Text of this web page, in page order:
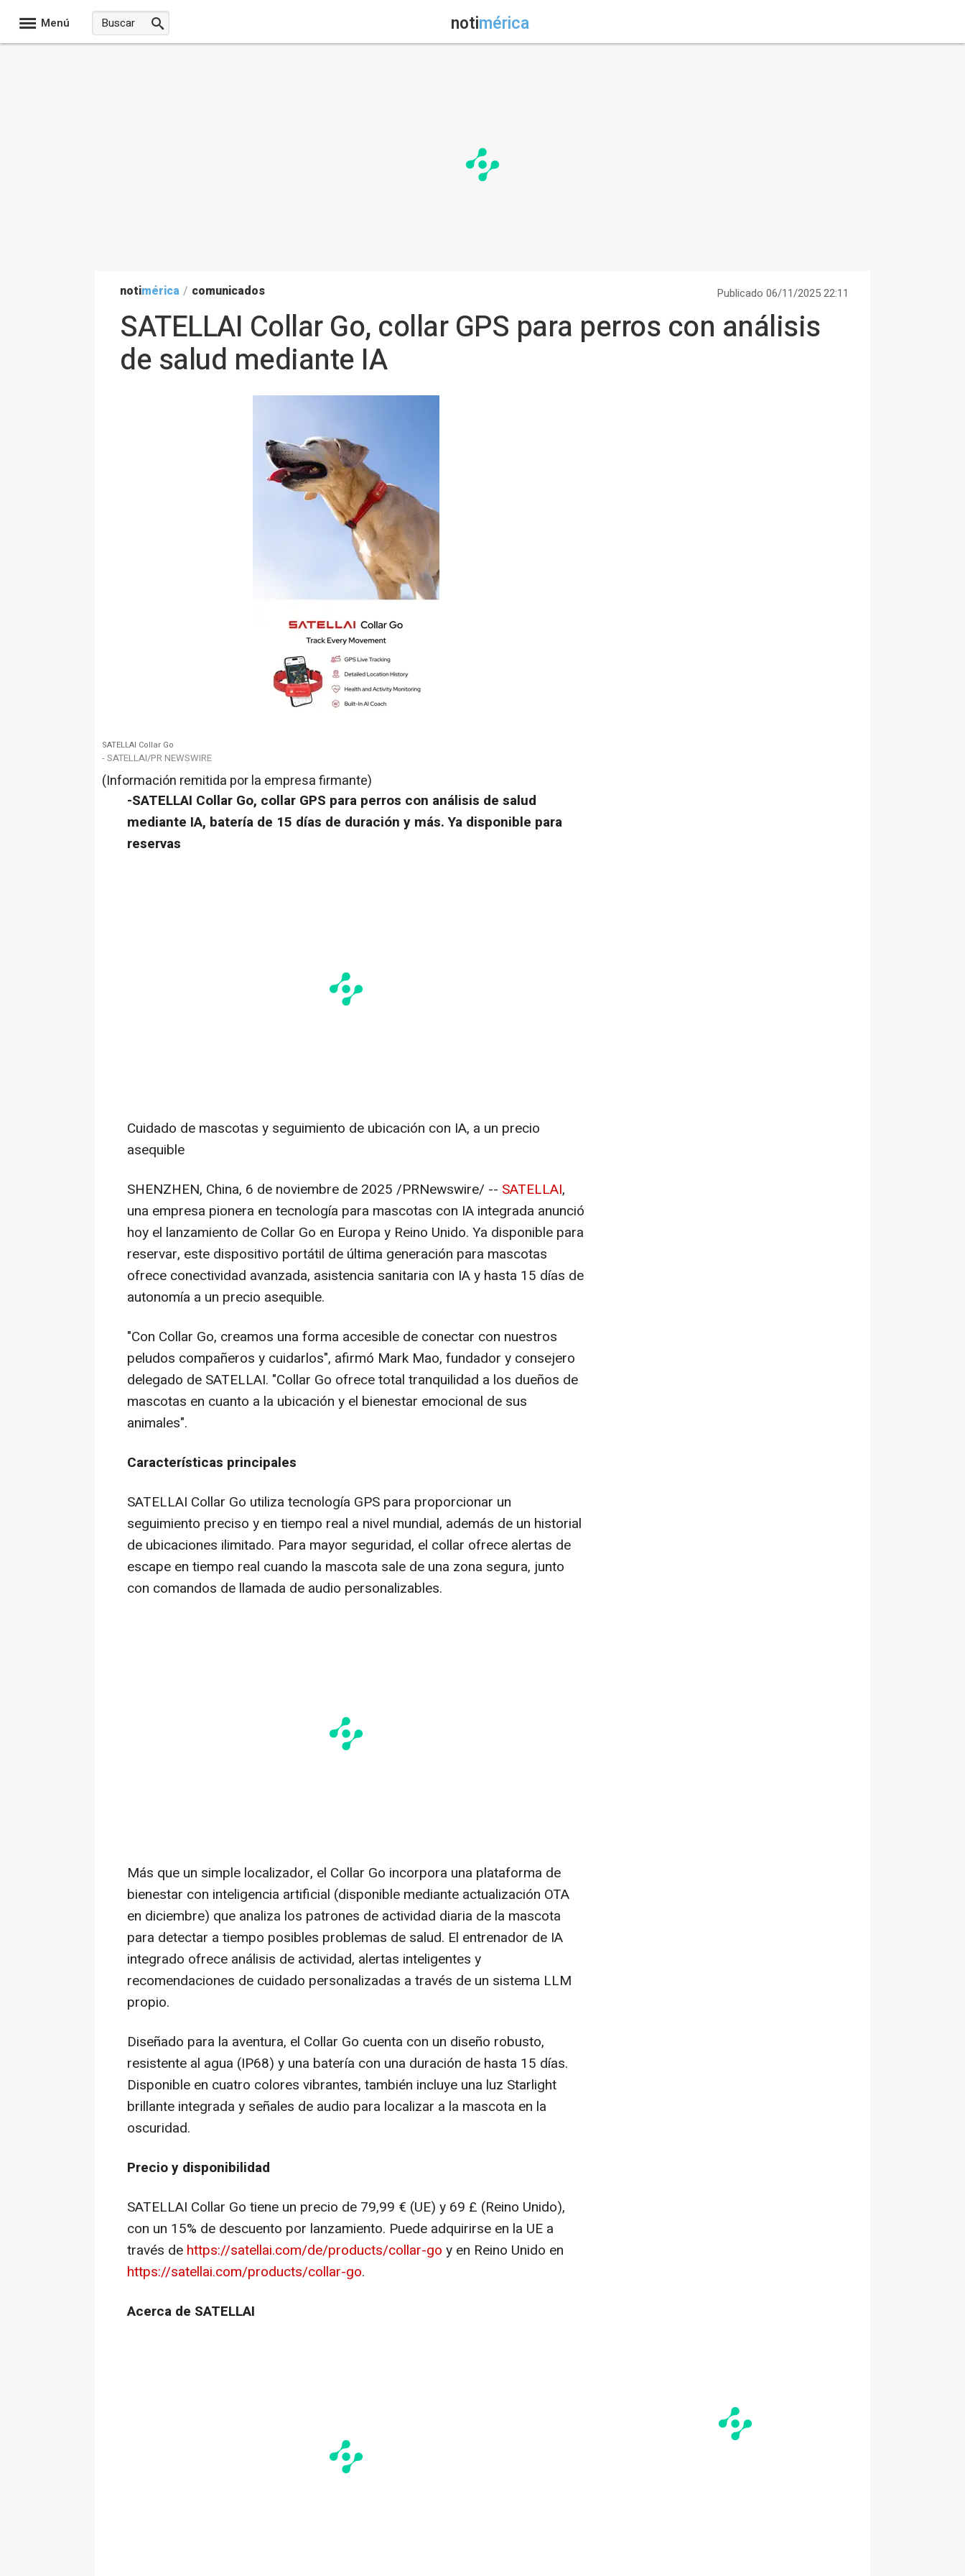
Menú notimérica
notimérica / comunicados Publicado 06/11/2025 22:11
SATELLAI Collar Go, collar GPS para perros con análisis
de salud mediante IA
SATELLAI Collar Go
- SATELLAI/PR NEWSWIRE
(Información remitida por la empresa firmante)
-SATELLAI Collar Go, collar GPS para perros con análisis de salud
mediante IA, batería de 15 días de duración y más. Ya disponible para
reservas
Cuidado de mascotas y seguimiento de ubicación con IA, a un precio
asequible
SHENZHEN, China, 6 de noviembre de 2025 /PRNewswire/ -- SATELLAI,
una empresa pionera en tecnología para mascotas con IA integrada anunció
hoy el lanzamiento de Collar Go en Europa y Reino Unido. Ya disponible para
reservar, este dispositivo portátil de última generación para mascotas
ofrece conectividad avanzada, asistencia sanitaria con IA y hasta 15 días de
autonomía a un precio asequible.
"Con Collar Go, creamos una forma accesible de conectar con nuestros
peludos compañeros y cuidarlos", afirmó Mark Mao, fundador y consejero
delegado de SATELLAI. "Collar Go ofrece total tranquilidad a los dueños de
mascotas en cuanto a la ubicación y el bienestar emocional de sus
animales".
Características principales
SATELLAI Collar Go utiliza tecnología GPS para proporcionar un
seguimiento preciso y en tiempo real a nivel mundial, además de un historial
de ubicaciones ilimitado. Para mayor seguridad, el collar ofrece alertas de
escape en tiempo real cuando la mascota sale de una zona segura, junto
con comandos de llamada de audio personalizables.
Más que un simple localizador, el Collar Go incorpora una plataforma de
bienestar con inteligencia artificial (disponible mediante actualización OTA
en diciembre) que analiza los patrones de actividad diaria de la mascota
para detectar a tiempo posibles problemas de salud. El entrenador de IA
integrado ofrece análisis de actividad, alertas inteligentes y
recomendaciones de cuidado personalizadas a través de un sistema LLM
propio.
Diseñado para la aventura, el Collar Go cuenta con un diseño robusto,
resistente al agua (IP68) y una batería con una duración de hasta 15 días.
Disponible en cuatro colores vibrantes, también incluye una luz Starlight
brillante integrada y señales de audio para localizar a la mascota en la
oscuridad.
Precio y disponibilidad
SATELLAI Collar Go tiene un precio de 79,99 € (UE) y 69 £ (Reino Unido),
con un 15% de descuento por lanzamiento. Puede adquirirse en la UE a
través de https://satellai.com/de/products/collar-go y en Reino Unido en
https://satellai.com/products/collar-go.
Acerca de SATELLAI